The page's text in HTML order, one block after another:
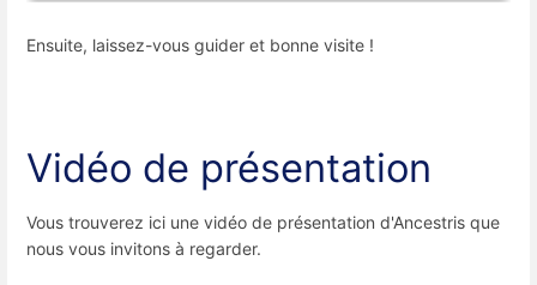
Ensuite, laissez-vous guider et bonne visite !
Vidéo de présentation
Vous trouverez ici une vidéo de présentation d'Ancestris que
nous vous invitons à regarder.